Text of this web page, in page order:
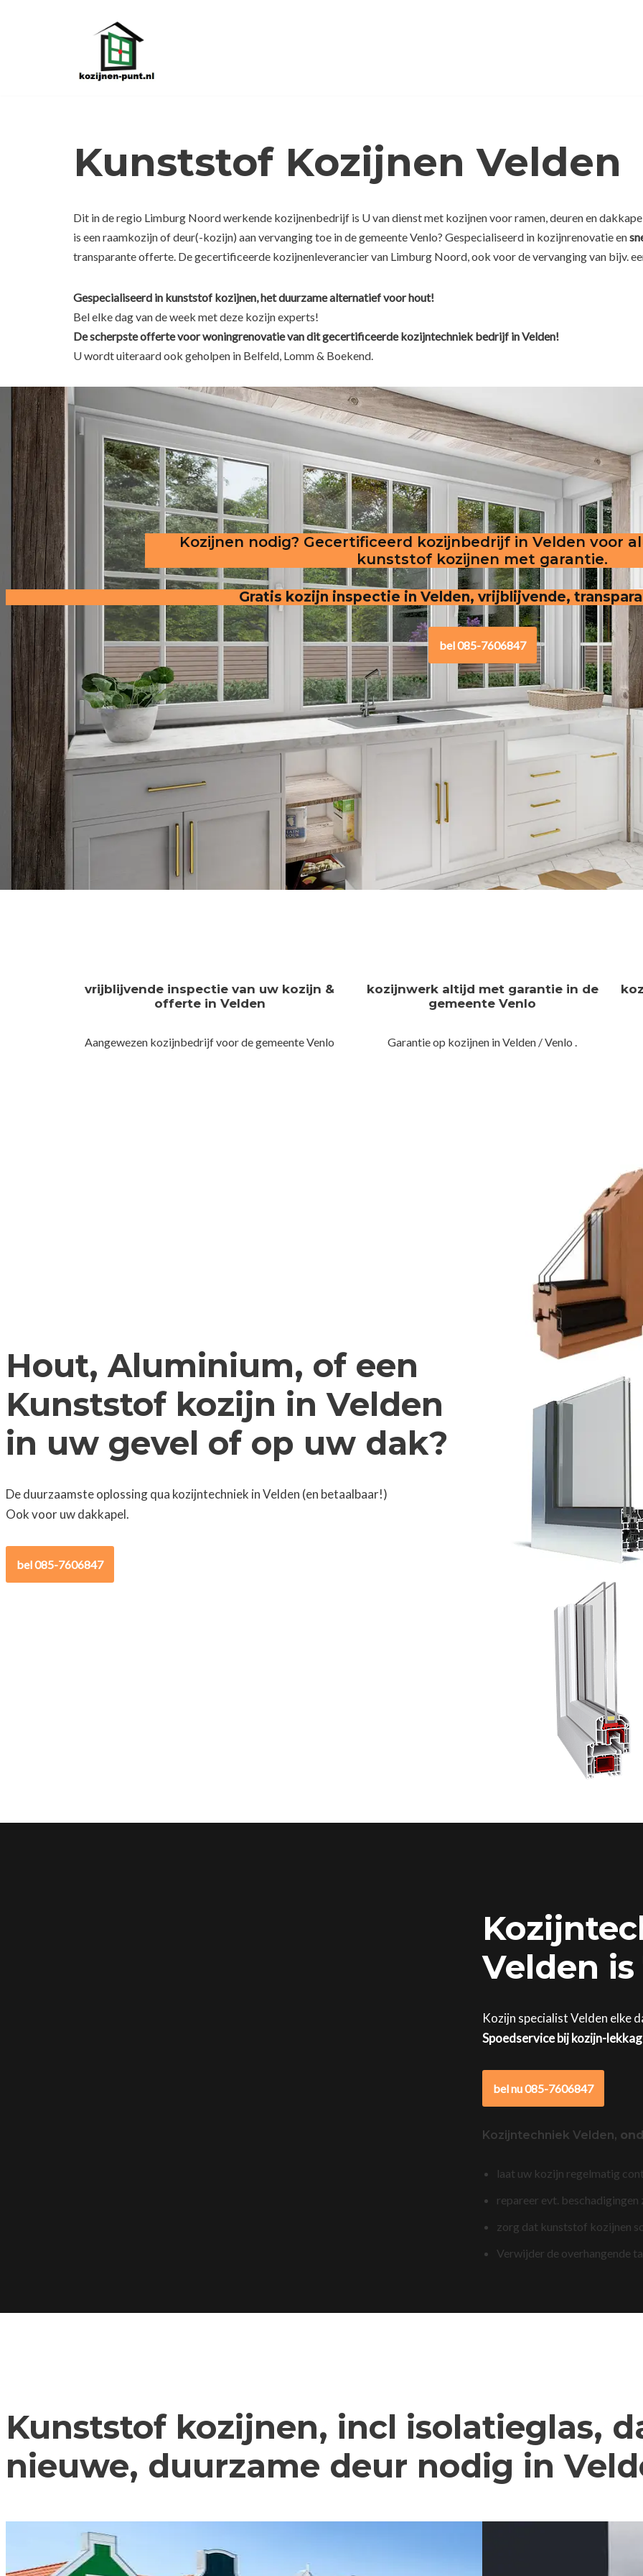
Kunststof Kozijnen Velden
Dit in de regio Limburg Noord werkende kozijnenbedrijf is U van dienst met kozijnen voor ramen, deuren en
is een raamkozijn of deur(-kozijn) aan vervanging toe in de gemeente Venlo? Gespecialiseerd in kozijnrenovatie en
transparante offerte. De gecertificeerde kozijnenleverancier van Limburg Noord, ook voor de vervanging van bijv.
Gespecialiseerd in kunststof kozijnen, het duurzame alternatief voor hout!
Bel elke dag van de week met deze kozijn experts!
De scherpsteofferte voor woningrenovatie van dit gecertificeerde kozijntechniek bedrijf in Velden!
U wordt uiteraard ook geholpen in Belfeld, Lomm & Boekend.
Kozijnen nodig? Gecertificeerd kozijnbedrijf in Velden voor
kunststof kozijnen met garantie.
Gratis kozijn inspectie in Velden, vrijblijvende,
bel 085-7606847
vrijblijvende inspectie van uw kozijn &
offerte in Velden
Aangewezen kozijnbedrijf voor de gemeente Venlo
kozijnwerk altijd met garantie in de
gemeente Venlo
Garantie op kozijnen in Velden / Venlo .
Hout, Aluminium, of een
Kunststof kozijn in Velden
in uw gevel of op uw dak?
De duurzaamste oplossing qua kozijntechniek in Velden (en betaalbaar!)
Ook voor uw dakkapel.
bel 085-7606847
Velden
Kozijn specialist Velden elke
Spoedservice bij kozijn-
bel nu 085-7606847
Kozijntechniek Velden,
laat uw kozijn regelmatig
repareer evt.
zorg dat kunststof kozijnen
Verwijder de overhangende
Kunststof kozijnen, incl isolatieglas,
nieuwe, duurzame deur nodig in